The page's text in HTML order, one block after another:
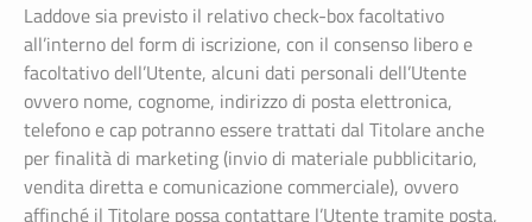
Laddove sia previsto il relativo check-box facoltativo
all’interno del form di iscrizione, con il consenso libero e
facoltativo dell’Utente, alcuni dati personali dell’Utente
ovvero nome, cognome, indirizzo di posta elettronica,
telefono e cap potranno essere trattati dal Titolare anche
per finalità di marketing (invio di materiale pubblicitario,
vendita diretta e comunicazione commerciale), ovvero
affinché il Titolare possa contattare l’Utente tramite posta,